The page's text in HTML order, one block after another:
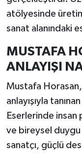
atölyesinde
sanat alanındaki
MUSTAFA
ANLAYIŞI
Mustafa
anlayışıyla
Eserlerinde
ve bireysel duygu
sanatçı, güçlü